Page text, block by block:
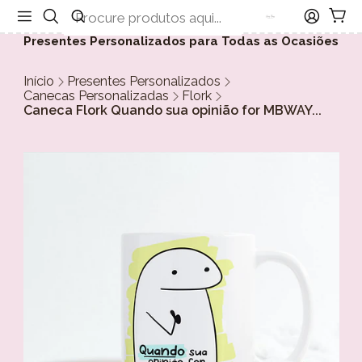
Presentes Personalizados para Todas as Ocasiões
Início
Presentes Personalizados
Canecas Personalizadas
Flork
Caneca Flork Quando sua opinião for MBWAY...